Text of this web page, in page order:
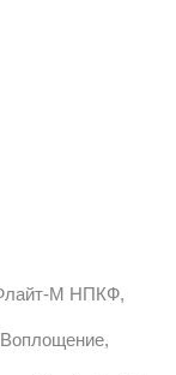
М НПКФ,
Воплощение,